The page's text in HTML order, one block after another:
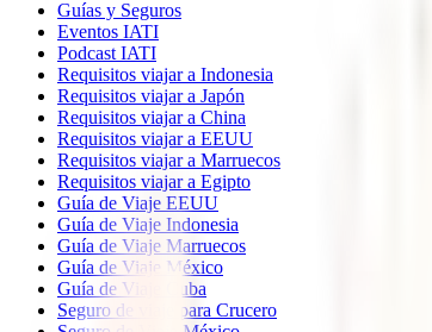
Guías y Seguros
Eventos IATI
Podcast IATI
Requisitos viajar a Indonesia
Requisitos viajar a Japón
Requisitos viajar a China
Requisitos viajar a EEUU
Requisitos viajar a Marruecos
Requisitos viajar a Egipto
Guía de Viaje EEUU
Guía de Viaje Indonesia
Guía de Viaje Marruecos
Guía de Viaje México
Guía de Viaje Cuba
Seguro de viaje para Crucero